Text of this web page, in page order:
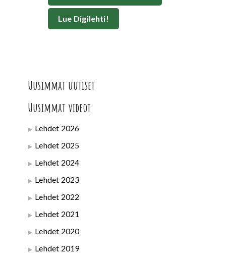
Lue Digilehti!
Uusimmat uutiset
Uusimmat videot
Lehdet 2026
Lehdet 2025
Lehdet 2024
Lehdet 2023
Lehdet 2022
Lehdet 2021
Lehdet 2020
Lehdet 2019